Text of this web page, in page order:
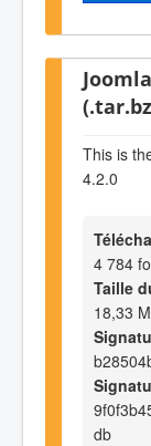
This is
4.2.0
4 784
Taille
18,33
db